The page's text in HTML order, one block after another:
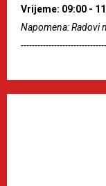
Vrijeme: 09:00 -
Napomena: Radovi